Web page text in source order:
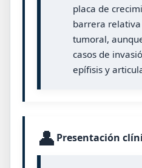
placa de
barrera
tumoral,
casos de
epífisis y
👤 Presentación